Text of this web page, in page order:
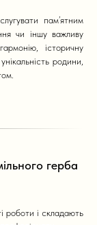
пам’ятним
чи іншу важливу
історичну
родини,
герба
роботи і складають